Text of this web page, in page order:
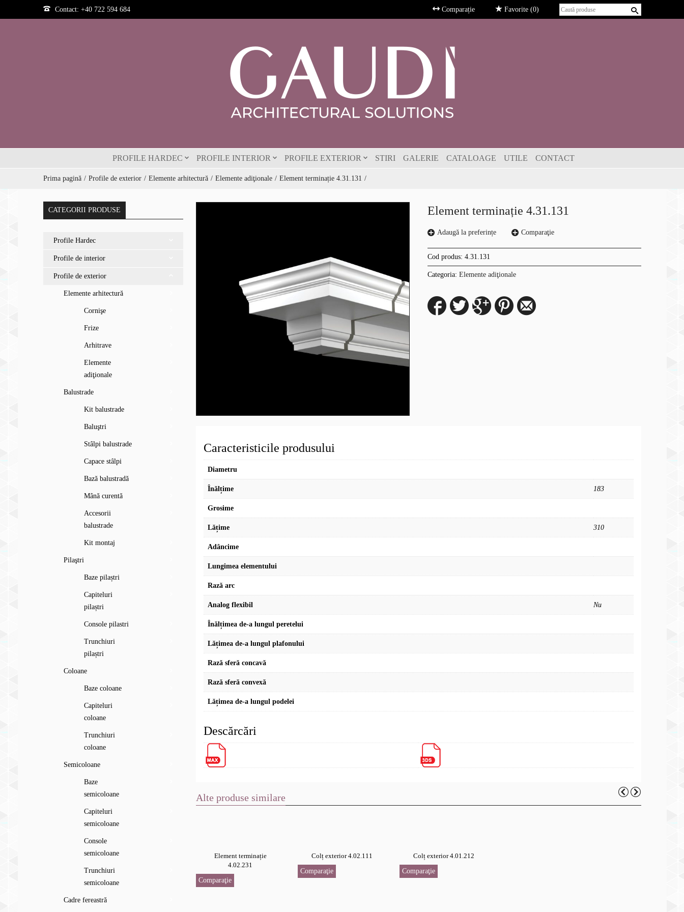
Contact: +40 722 594 684 Comparație Favorite (0)
PROFILE HARDEC PROFILE INTERIOR PROFILE EXTERIOR STIRI GALERIE CATALOAGE UTILE CONTACT
Prima pagină Profile de exterior Elemente arhitectură Elemente adiţionale Element terminație 4.31.131
Element terminație 4.31.131
Adaugă la preferințe Comparaţie
Cod produs: 4.31.131
Categoria: Elemente adiţionale
Caracteristicile produsului
Diametru
Înălțime 183
Grosime
Lățime 310
Adâncime
Lungimea elementului
Rază arc
Analog flexibil Nu
Înălțimea de-a lungul peretelui
Lățimea de-a lungul plafonului
Rază sferă concavă
Rază sferă convexă
Lățimea de-a lungul podelei
Descărcări
Alte produse similare
Element terminație
4.02.231
Comparaţie
Colț exterior 4.02.111
Comparaţie
Colț exterior 4.01.212
Comparaţie
CATEGORII PRODUSE
Profile Hardec
Profile de interior
Profile de exterior
Elemente arhitectură
Cornişe
Frize
Arhitrave
Elemente
adiţionale
Balustrade
Kit balustrade
Baluştri
Stâlpi balustrade
Capace stâlpi
Bază balustradă
Mână curentă
Accesorii
balustrade
Kit montaj
Pilaştri
Baze pilaștri
Capiteluri
pilaștri
Console pilastri
Trunchiuri
pilaștri
Coloane
Baze coloane
Capiteluri
coloane
Trunchiuri
coloane
Semicoloane
Baze
semicoloane
Capiteluri
semicoloane
Console
semicoloane
Trunchiuri
semicoloane
Cadre fereastră